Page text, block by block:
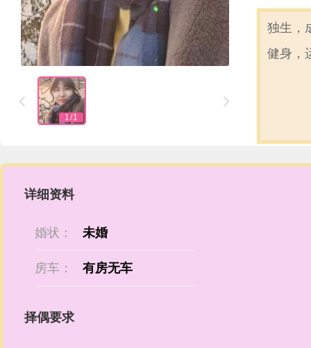

1/1

独生，
健身，
详细资料
婚状： 未婚
房车： 有房无车
择偶要求